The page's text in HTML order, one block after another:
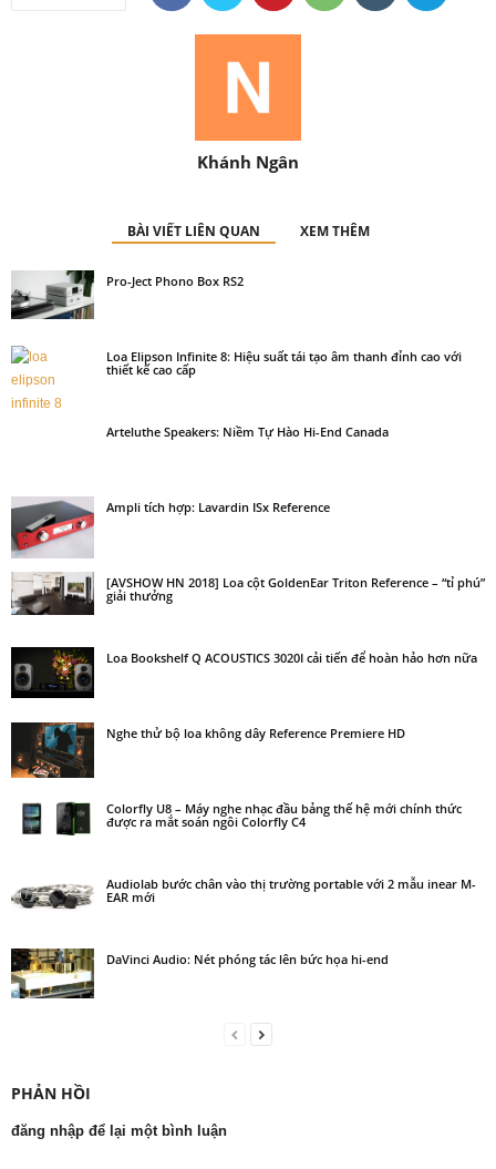
Khánh Ngân
BÀI VIẾT LIÊN QUAN XEM THÊM
Pro-Ject Phono Box RS2
Loa Elipson Infinite 8: Hiệu suất tái tạo âm thanh đỉnh cao với
thiết kế cao cấp
Arteluthe Speakers: Niềm Tự Hào Hi-End Canada
Ampli tích hợp: Lavardin ISx Reference
[AVSHOW HN 2018] Loa cột GoldenEar Triton Reference – “tỉ phú”
giải thưởng
Loa Bookshelf Q ACOUSTICS 3020I cải tiến để hoàn hảo hơn nữa
Nghe thử bộ loa không dây Reference Premiere HD
Colorfly U8 – Máy nghe nhạc đầu bảng thế hệ mới chính thức
được ra mắt soán ngôi Colorfly C4
Audiolab bước chân vào thị trường portable với 2 mẫu inear M-
EAR mới
DaVinci Audio: Nét phóng tác lên bức họa hi-end
PHẢN HỒI
đăng nhập để lại một bình luận